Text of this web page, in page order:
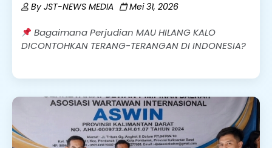
ByJST-NEWS MEDIA Mei 31, 2026
Bagaimana Perjudian MAU HILANG KALO
DICONTOHKAN TERANG-TERANGAN DI INDONESIA?